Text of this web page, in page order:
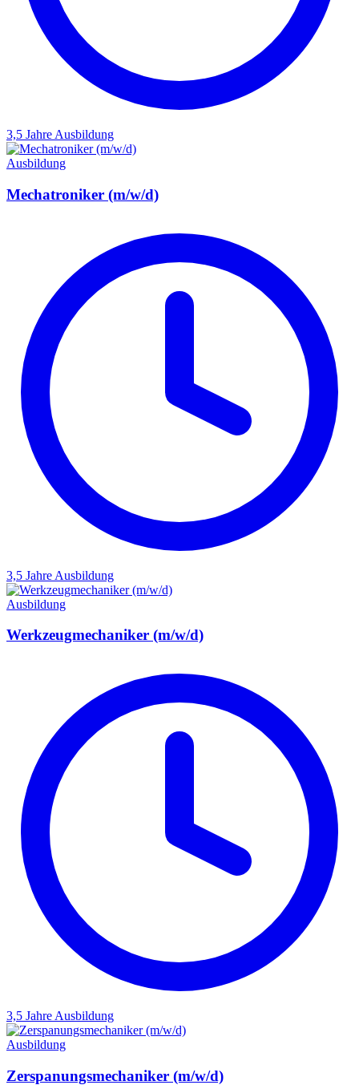
3,5 Jahre Ausbildung
Ausbildung
Mechatroniker (m/w/d)
3,5 Jahre Ausbildung
Ausbildung
Werkzeugmechaniker (m/w/d)
3,5 Jahre Ausbildung
Ausbildung
Zerspanungsmechaniker (m/w/d)